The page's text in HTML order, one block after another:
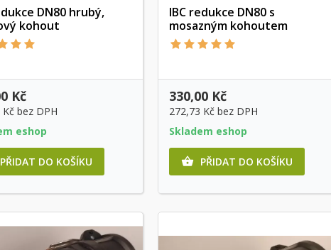
Rychlý náhled
DN80 hrubý,
kohout
Kč
bez DPH
eshop
PŘIDAT DO KOŠÍKU
Rychlý náhled
IBC redukce DN80 s
mosazným kohoutem
330,00 Kč
272,73 Kč bez DPH
Skladem eshop
 PŘIDAT DO KOŠÍKU